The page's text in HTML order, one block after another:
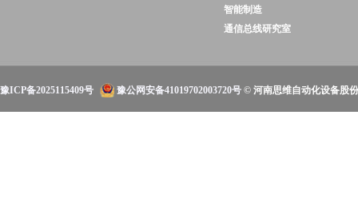
智能制造
通信总线研究室
豫ICP备2025115409号 豫公网安备41019702003720号 © 河南思维自动化设备股